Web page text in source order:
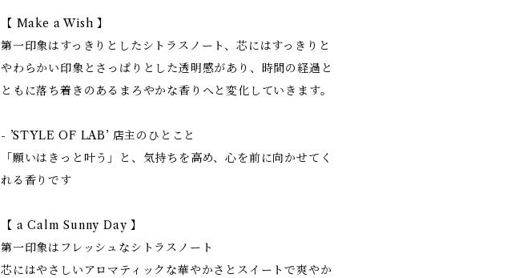
【 Make a Wish 】
第一印象はすっきりとしたシトラスノート、芯にはすっきりと
やわらかい印象とさっぱりとした透明感があり、時間の経過と
ともに落ち着きのあるまろやかな香りへと変化していきます。
- ’STYLE OF LAB’ 店主のひとこと
「願いはきっと叶う」と、気持ちを高め、心を前に向かせてく
れる香りです
【 a Calm Sunny Day 】
第一印象はフレッシュなシトラスノート
芯にはやさしいアロマティックな華やかさとスイートで爽やか